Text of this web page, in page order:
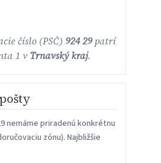
číslo (PSČ) 924 29patrí
1 v Trnavský kraj.
nemáme priradenú konkrétnu
zónu). Najbližšie